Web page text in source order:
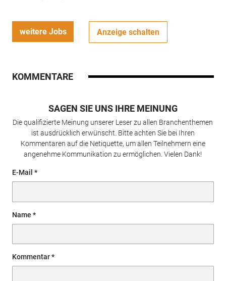
weitere Jobs Anzeige schalten
KOMMENTARE
SAGEN SIE UNS IHRE MEINUNG
Die qualifizierte Meinung unserer Leser zu allen Branchenthemen
ist ausdrücklich erwünscht. Bitte achten Sie bei Ihren
Kommentaren auf die Netiquette, um allen Teilnehmern eine
angenehme Kommunikation zu ermöglichen. Vielen Dank!
E-Mail
Name
Kommentar